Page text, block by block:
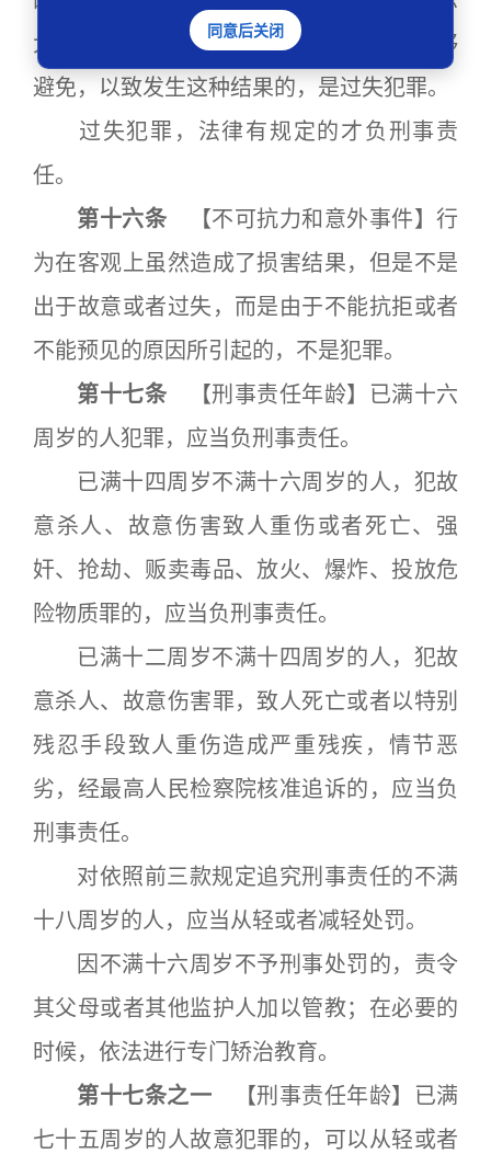
大意而没有预见，或者已经预见而轻信能够
避免，以致发生这种结果的，是过失犯罪。
过失犯罪，法律有规定的才负刑事责
任。
第十六条 【不可抗力和意外事件】行
为在客观上虽然造成了损害结果，但是不是
出于故意或者过失，而是由于不能抗拒或者
不能预见的原因所引起的，不是犯罪。
第十七条 【刑事责任年龄】已满十六
周岁的人犯罪，应当负刑事责任。
已满十四周岁不满十六周岁的人，犯故
意杀人、故意伤害致人重伤或者死亡、强
奸、抢劫、贩卖毒品、放火、爆炸、投放危
险物质罪的，应当负刑事责任。
已满十二周岁不满十四周岁的人，犯故
意杀人、故意伤害罪，致人死亡或者以特别
残忍手段致人重伤造成严重残疾，情节恶
劣，经最高人民检察院核准追诉的，应当负
刑事责任。
对依照前三款规定追究刑事责任的不满
十八周岁的人，应当从轻或者减轻处罚。
因不满十六周岁不予刑事处罚的，责令
其父母或者其他监护人加以管教；在必要的
时候，依法进行专门矫治教育。
第十七条之一 【刑事责任年龄】已满
七十五周岁的人故意犯罪的，可以从轻或者
同意后关闭